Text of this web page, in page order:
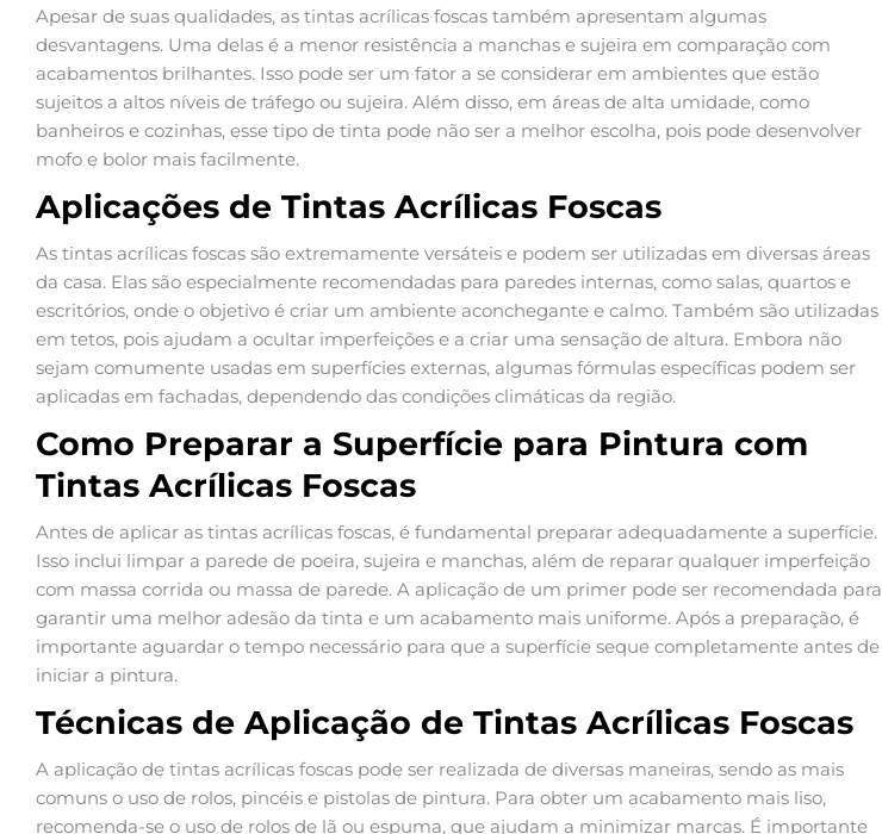
Apesar de suas qualidades, as tintas acrílicas foscas também apresentam algumas
desvantagens. Uma delas é a menor resistência a manchas e sujeira em comparação com
acabamentos brilhantes. Isso pode ser um fator a se considerar em ambientes que estão
sujeitos a altos níveis de tráfego ou sujeira. Além disso, em áreas de alta umidade, como
banheiros e cozinhas, esse tipo de tinta pode não ser a melhor escolha, pois pode desenvolver
mofo e bolor mais facilmente.
Aplicações de Tintas Acrílicas Foscas
As tintas acrílicas foscas são extremamente versáteis e podem ser utilizadas em diversas áreas
da casa. Elas são especialmente recomendadas para paredes internas, como salas, quartos e
escritórios, onde o objetivo é criar um ambiente aconchegante e calmo. Também são utilizadas
em tetos, pois ajudam a ocultar imperfeições e a criar uma sensação de altura. Embora não
sejam comumente usadas em superfícies externas, algumas fórmulas específicas podem ser
aplicadas em fachadas, dependendo das condições climáticas da região.
Como Preparar a Superfície para Pintura com
Tintas Acrílicas Foscas
Antes de aplicar as tintas acrílicas foscas, é fundamental preparar adequadamente a superfície.
Isso inclui limpar a parede de poeira, sujeira e manchas, além de reparar qualquer imperfeição
com massa corrida ou massa de parede. A aplicação de um primer pode ser recomendada para
garantir uma melhor adesão da tinta e um acabamento mais uniforme. Após a preparação, é
importante aguardar o tempo necessário para que a superfície seque completamente antes de
iniciar a pintura.
Técnicas de Aplicação de Tintas Acrílicas Foscas
A aplicação de tintas acrílicas foscas pode ser realizada de diversas maneiras, sendo as mais
comuns o uso de rolos, pincéis e pistolas de pintura. Para obter um acabamento mais liso,
recomenda-se o uso de rolos de lã ou espuma, que ajudam a minimizar marcas. É importante